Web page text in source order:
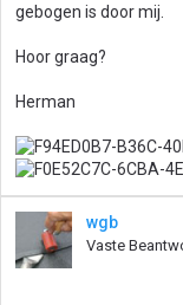
gebogen is door mij.
Hoor graag?
Herman
wgb
Vaste